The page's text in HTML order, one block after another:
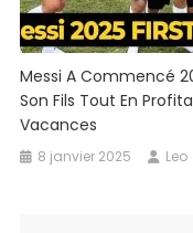
Messi A Commencé
Son Fils Tout En
Vacances
8 janvier 2025 Leo